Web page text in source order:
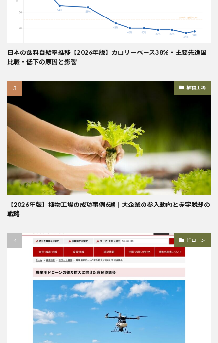
日本の食料自給率推移【2026年版】カロリーベース38%・主要先進国
比較・低下の原因と影響
植物工場
【2026年版】植物工場の成功事例6選｜大企業の参入動向と赤字脱却の
戦略
ドローン